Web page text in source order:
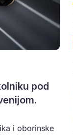
pod
i oborinske